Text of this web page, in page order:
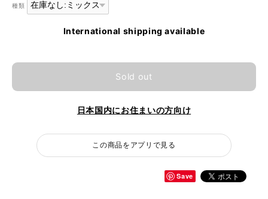
種類
International shipping available
Sold out
日本国内にお住まいの方向け
この商品をアプリで見る
Save